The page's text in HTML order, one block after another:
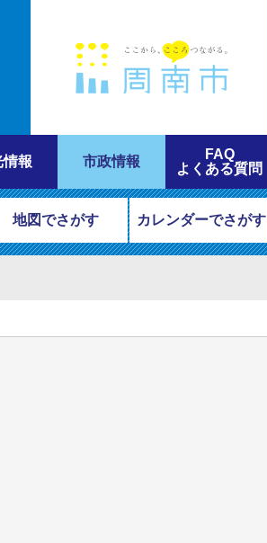
情報 市政情報
FAQ
よくある質問
地図でさがす カレンダーでさがす